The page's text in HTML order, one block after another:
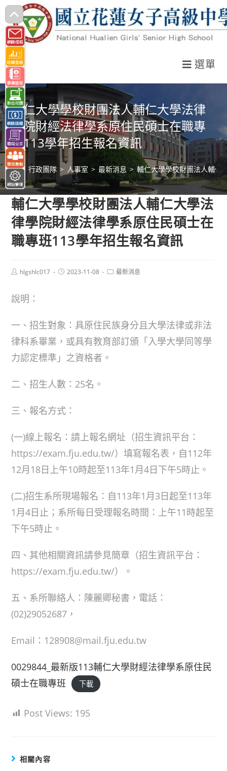
跳
轉
至
主
要
內
容
選單
輔仁大學學校財團法人輔仁大學法律
學院財經法律學系原住民碩士在職專
班113學年招生報名資訊
> 行政團隊 > 人事室 > 最新消息 > 輔仁大學學校財團法人輔仁
輔仁大學學校財團法人輔仁大學法
律學院財經法律學系原住民碩士在
職專班113學年招生報名資訊
Posthlgshlc017
Post2023-11-08
Post最新消息
說明：
一、招生對象：具原住民族身分且大學法律或非法
律科系畢業，或具有教育部訂頒「入學大學同等學
力認定標準」之資格者。
二、招生人數：25名。
三、報名方式：
(一)線上報名：請上報名網址（招生資訊平台：
https://exam.fju.edu.tw/）填寫報名表，自112年
12月18日上午10時起至113年1月4日下午5時止。
(二)招生系所現場報名：自113年1月3日起至113年
1月4日止；系所每日受理報名時間：上午11時起至
下午5時止。
四、其他相關資訊請參見簡章（招生資訊平台：
https://exam.fju.edu.tw/）。
五、系所聯絡人：陳麗卿秘書，電話：
(02)29052687，
Email：128908@mail.fju.edu.tw
0029844_最新版113輔仁大學財經法律學系原住民
碩士在職專班
下載
Post Views: 195
相關內容